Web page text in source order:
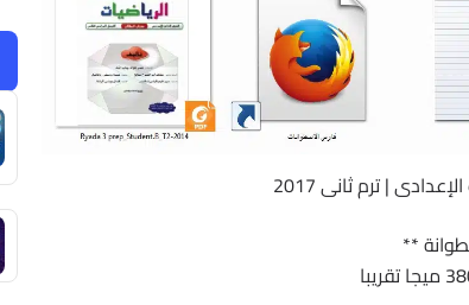
| ترم ثانى 2017
**